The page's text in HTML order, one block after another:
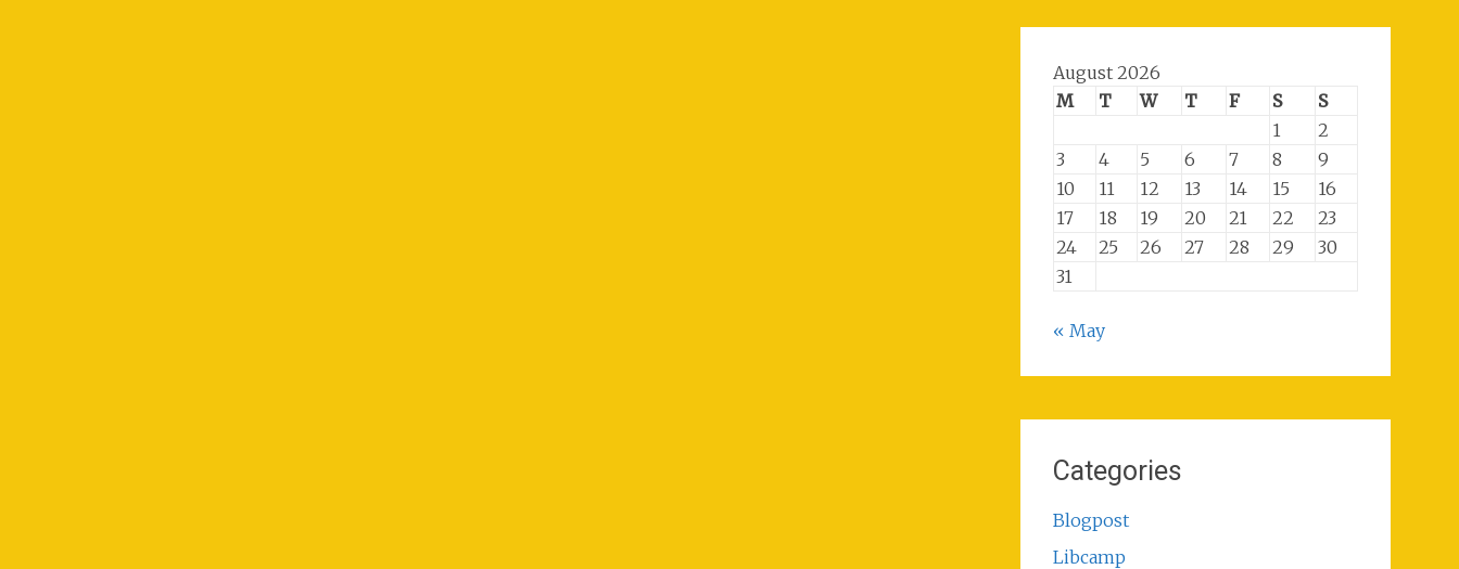
August 2026
M
T W T F S
S
1
2
3
4 5 6 7 8
9
10
11 12 13 14 15
16
17
18 19 20 21 22
23
24
25 26 27 28 29
30
31
« May
Categories
Blogpost
Libcamp